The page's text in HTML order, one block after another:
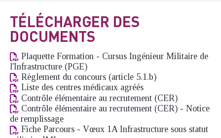
TÉLÉCHARGER DES
DOCUMENTS
Plaquette Formation - Cursus Ingénieur Militaire de
l'Infrastructure (PGE)
Règlement du concours (article 5.1.b)
Liste des centres médicaux agréés
Contrôle élémentaire au recrutement (CER)
Contrôle élémentaire au recrutement (CER) - Notice
de remplissage
Fiche Parcours - Vœux 1A Infrastructure sous statut